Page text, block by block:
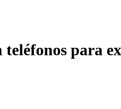
teléfonos para